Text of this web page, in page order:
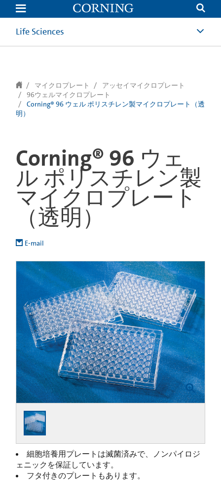
text.skipToContent
text.skipToNavigation
Life Sciences
マイクロプレート
アッセイマイクロプレート
96ウェルマイクロプレート
Corning® 96 ウェル ポリスチレン製マイクロプレート（透
明）
Corning® 96 ウェ
ル ポリスチレン製
マイクロプレート
（透明）
E-mail
細胞培養用プレートは滅菌済みで、ノンパイロジ
ェニックを保証しています。
フタ付きのプレートもあります。